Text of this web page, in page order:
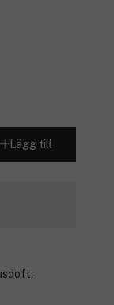
Lägg till